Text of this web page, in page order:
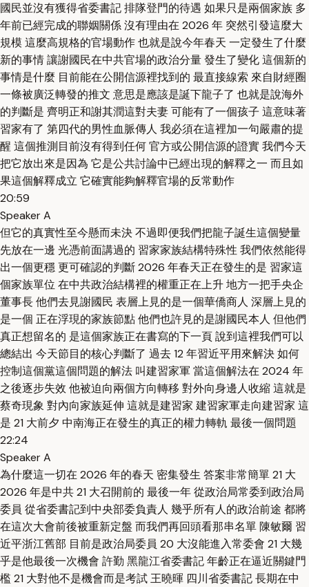
國民並沒有獲得省委書記 排隊登門的待遇 如果只是兩個家族 多
年前已經完成的聯姻關係 沒有理由在 2026 年 突然引發這麼大
規模 這麼高規格的官場動作 也就是說今年春天 一定發生了什麼
新的事情 讓謝國民在中共官場的政治分量 發生了變化 這個新的
事情是什麼 目前能在公開信源裡找到的 最直接線索 來自財經圈
一條被廣泛轉發的推文 意思是應該是誕下龍子了 也就是說海外
的判斷是 齊明正和謝其潤這對夫妻 可能有了一個孩子 這意味著
習家有了 第四代的男性血脈傳人 我必須在這裡加一句嚴肅的提
醒 這個推測目前沒有得到任何 官方或公開信源的證實 我們今天
把它放出來是因為 它是公共討論中已經出現的解釋之一 而且如
果這個解釋成立 它確實能夠解釋官場的反常動作
20:59
Speaker A
但它的真實性至今懸而未決 不過即便我們把龍子誕生這個變量
先放在一邊 光憑前面講過的 習家家族結構特殊性 我們依然能得
出一個更穩 更可確認的判斷 2026 年春天正在發生的是 習家這
個家族單位 在中共政治結構裡的權重正在上升 地方一把手央企
董事長 他們去見謝國民 表層上見的是一個華僑商人 深層上見的
是一個 正在浮現的家族節點 他們也許見的是謝國民本人 但他們
真正想留名的 是這個家族正在書寫的下一頁 說到這裡我們可以
總結出 今天節目的核心判斷了 過去 12 年習近平用來解決 如何
控制這個黨這個問題的解法 叫建習家軍 當這個解法在 2024 年
之後逐步失效 他被迫向兩個方向轉移 對外向身邊人收縮 這就是
蔡奇現象 對內向家族延伸 這就是建習家 建習家軍走向建習家 這
是 21 大前夕 中南海正在發生的真正的權力轉軌 最後一個問題
22:24
Speaker A
為什麼這一切在 2026 年的春天 密集發生 答案非常簡單 21 大
2026 年是中共 21 大召開前的 最後一年 從政治局常委到政治局
委員 從省委書記到中央部委負責人 幾乎所有人的政治前途 都將
在這次大會前後被重新定盤 而我們再回頭看那串名單 陳敏爾 習
近平浙江舊部 目前是政治局委員 20 大沒能進入常委會 21 大幾
乎是他最後一次機會 許勤 黑龍江省委書記 年齡正在逼近關鍵門
檻 21 大對他不是機會而是考試 王曉暉 四川省委書記 長期在中